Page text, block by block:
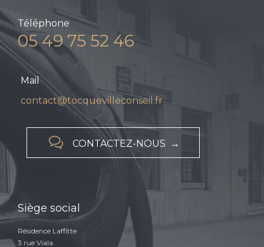
Téléphone
05 49 75 52 46
Mail
contact@tocquevilleconseil.fr
 CONTACTEZ-NOUS →
Siège social
Résidence Laffitte
3 rue Viala